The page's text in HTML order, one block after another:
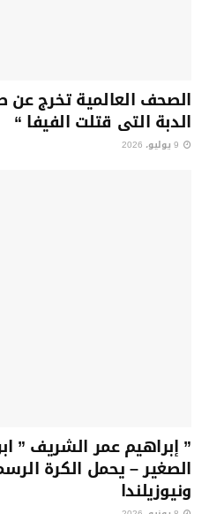
الصحف العالمية تخرج
الدبة التى قتلت الفيفا “
” إبراهيم عمر الشريف ”
الصغير – يحمل الكرة
ونيوزيلندا